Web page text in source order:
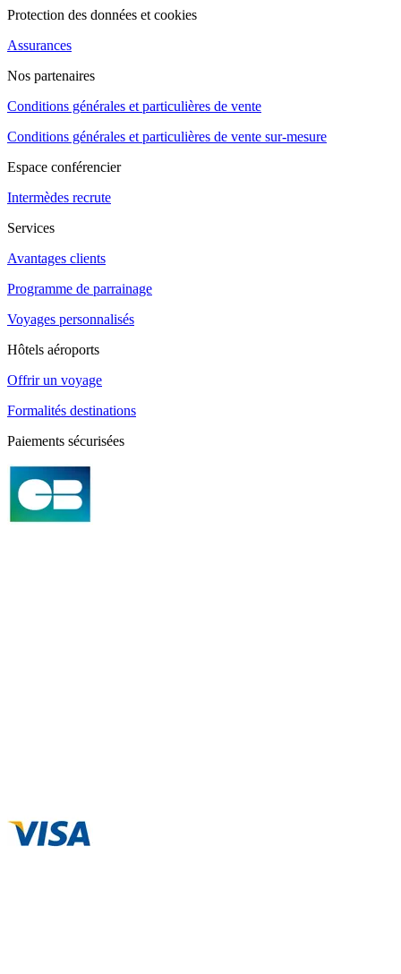
Protection des données et cookies
Assurances
Nos partenaires
Conditions générales et particulières de vente
Conditions générales et particulières de vente sur-mesure
Espace conférencier
Intermèdes recrute
Services
Avantages clients
Programme de parrainage
Voyages personnalisés
Hôtels aéroports
Offrir un voyage
Formalités destinations
Paiements sécurisées